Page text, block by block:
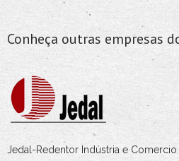
Conheça outras empresas
Jedal-Redentor Indústria e Comercio